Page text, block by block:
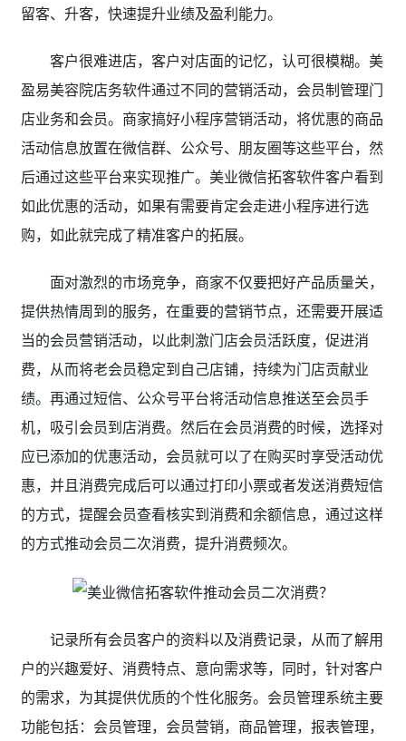
留客、升客，快速提升业绩及盈利能力。
客户很难进店，客户对店面的记忆，认可很模糊。美
盈易美容院店务软件通过不同的营销活动，会员制管理门
店业务和会员。商家搞好小程序营销活动，将优惠的商品
活动信息放置在微信群、公众号、朋友圈等这些平台，然
后通过这些平台来实现推广。美业微信拓客软件客户看到
如此优惠的活动，如果有需要肯定会走进小程序进行选
购，如此就完成了精准客户的拓展。
面对激烈的市场竞争，商家不仅要把好产品质量关，
提供热情周到的服务，在重要的营销节点，还需要开展适
当的会员营销活动，以此刺激门店会员活跃度，促进消
费，从而将老会员稳定到自己店铺，持续为门店贡献业
绩。再通过短信、公众号平台将活动信息推送至会员手
机，吸引会员到店消费。然后在会员消费的时候，选择对
应已添加的优惠活动，会员就可以了在购买时享受活动优
惠，并且消费完成后可以通过打印小票或者发送消费短信
的方式，提醒会员查看核实到消费和余额信息，通过这样
的方式推动会员二次消费，提升消费频次。
记录所有会员客户的资料以及消费记录，从而了解用
户的兴趣爱好、消费特点、意向需求等，同时，针对客户
的需求，为其提供优质的个性化服务。会员管理系统主要
功能包括：会员管理，会员营销，商品管理，报表管理，